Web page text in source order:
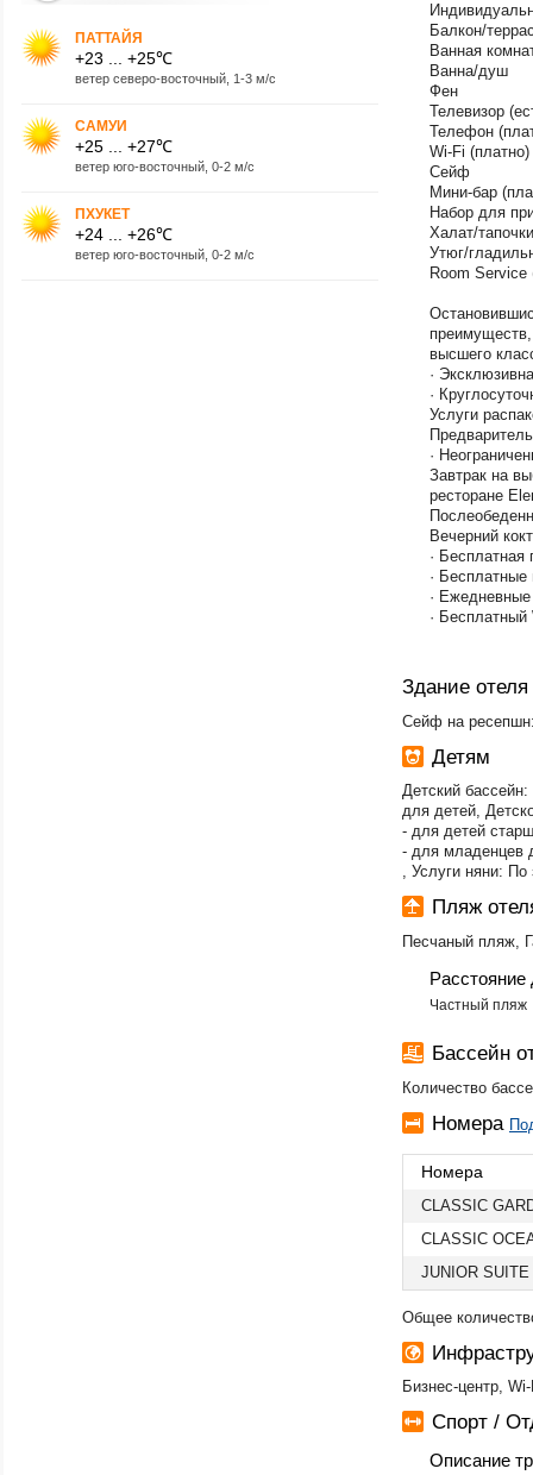
ПАТТАЙЯ
+23 ... +25℃
ветер северо-восточный, 1-3 м/с
САМУИ
+25 ... +27℃
ветер юго-восточный, 0-2 м/с
ПХУКЕТ
+24 ... +26℃
ветер юго-восточный, 0-2 м/с
Балкон/
Ванная
Ванна/душ
Фен
Телевизор
Телефон
Wi-Fi (платно)
Сейф
Мини-бар
Набор для
Халат/тапочки
Утюг/
Room Service
высшего
·
·
Услуги
·
Завтрак на
ресторане
Вечерний
·
· Бесплатные
·
·
Здание отеля
Сейф на
Детям
Детский
для детей,
- для детей
- для младенцев
, Услуги няни: По
Пляж
Песчаный пляж,
Частный пляж
Бассейн
Количество
Номера
Номера
CLASSIC
CLASSIC
JUNIOR
Общее
Бизнес-центр,
Спорт /
Описание